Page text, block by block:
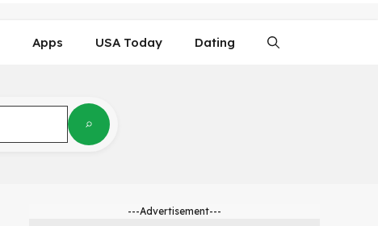
Apps USA Today Dating
---Advertisement---